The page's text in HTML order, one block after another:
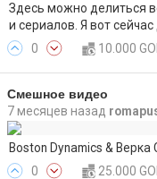
Здесь можно делиться
и сериалов. Я вот
0
10.000
Смешное видео
7 месяцев назад
Boston Dynamics &
0
25.000